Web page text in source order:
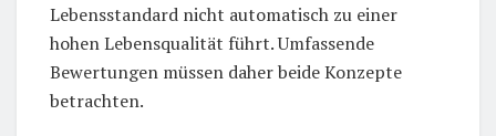
Lebensstandard nicht automatisch zu einer
hohen Lebensqualität führt. Umfassende
Bewertungen müssen daher beide Konzepte
betrachten.